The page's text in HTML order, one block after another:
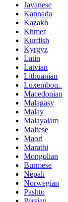
Javanese
Kannada
Kazakh
Khmer
Kurdish
Kyrgyz
Latin
Latvian
Lithuanian
Luxembou..
Macedonian
Malagasy
Malay
Malayalam
Maltese
Maori
Marathi
Mongolian
Burmese
Nepali
Norwegian
Pashto